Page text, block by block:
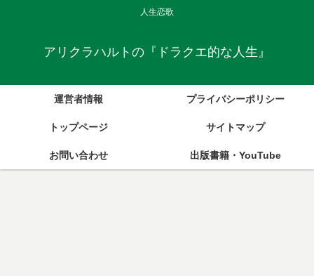
人生恋歌
アリクラハルトの『ドラクエ的な人生』
運営者情報 プライバシーポリシー
トップページ サイトマップ
お問い合わせ 出版書籍・YouTube